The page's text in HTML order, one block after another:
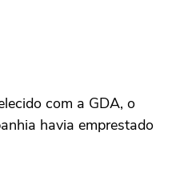
com a GDA, o
havia emprestado